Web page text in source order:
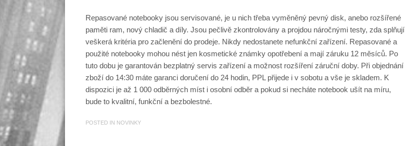
Repasované notebooky jsou servisované, je u nich třeba vyměněný pevný disk, anebo rozšířené
paměti ram, nový chladič a díly. Jsou pečlivě zkontrolovány a projdou náročnými testy, zda splňují
veškerá kritéria pro začlenění do prodeje. Nikdy nedostanete nefunkční zařízení. Repasované a
použité notebooky mohou nést jen kosmetické známky opotřebení a mají záruku 12 měsíců. Po
tuto dobu je garantován bezplatný servis zařízení a možnost rozšíření záruční doby. Při objednání
zboží do 14:30 máte garanci doručení do 24 hodin, PPL přijede i v sobotu a vše je skladem. K
dispozici je až 1 000 odběrných míst i osobní odběr a pokud si necháte notebook ušít na míru,
bude to kvalitní, funkční a bezbolestné.
POSTED IN NOVINKY